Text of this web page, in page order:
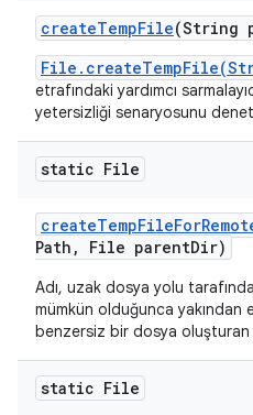
createTempFile(String
etrafındaki yardımcı
yetersizliği senaryosunu
static File
createTempFileFor
Path , File parentDir)
Adı, uzak dosya yolu
mümkün olduğunca
benzersiz bir dosya oluşturan
static File